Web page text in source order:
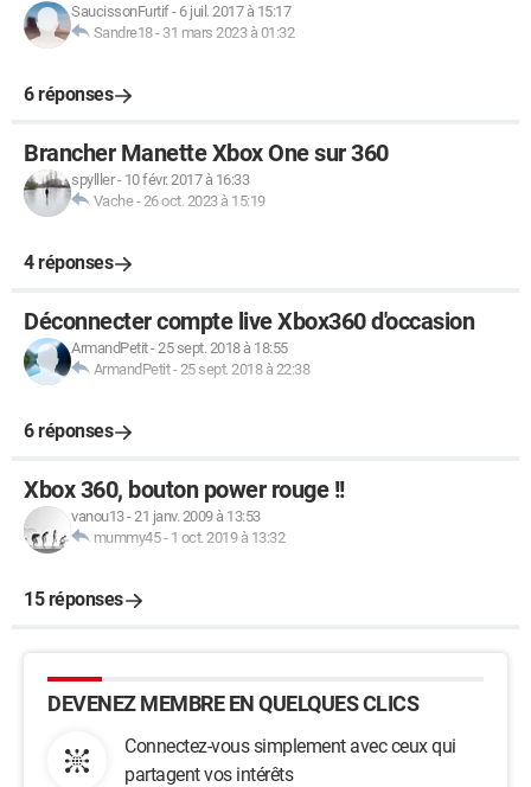
SaucissonFurtif- 6 juil. 2017 à 15:17
Sandre18- 31 mars 2023 à 01:32
6 réponses
Brancher Manette Xbox One sur 360
spylller- 10 févr. 2017 à 16:33
Vache-26 oct. 2023 à 15:19
4 réponses
Déconnecter compte live Xbox360 d'occasion
ArmandPetit-25 sept. 2018 à 18:55
ArmandPetit-25 sept. 2018 à 22:38
6 réponses
Xbox 360, bouton power rouge !!
vanou13-21 janv. 2009 à 13:53
mummy45- 1 oct. 2019 à 13:32
15 réponses
DEVENEZ MEMBRE EN QUELQUES CLICS
Connectez-vous simplement avec ceux qui
partagent vos intérêts